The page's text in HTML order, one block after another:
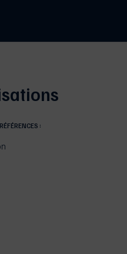
: